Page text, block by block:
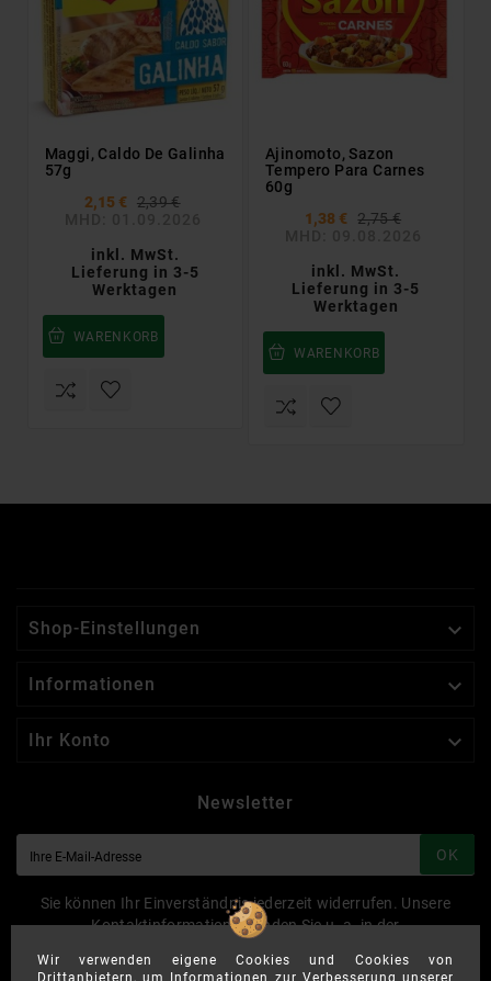
Wir verwenden eigene Cookies und Cookies von
Drittanbietern, um Informationen zur Verbesserung unserer
Maggi, Caldo De Galinha
57g
2,15 €
2,39 €
inkl. MwSt.
Lieferung in 3-5
Werktagen
WARENKORB
Ajinomoto, Sazon
Tempero Para Carnes
60g
1,38 €
2,75 €
inkl. MwSt.
Lieferung in 3-5
Werktagen
WARENKORB
Shop-Einstellungen 
Informationen 
Ihr Konto 
Newsletter
OK
Sie können Ihr Einverständnis jederzeit widerrufen. Unsere
Kontaktinformationen finden Sie u. a. in der